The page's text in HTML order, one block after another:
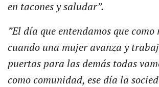
en tacones y saludar”.
”El día que entendamos que como
cuando una mujer avanza y
puertas para las demás todas
como comunidad, ese día la